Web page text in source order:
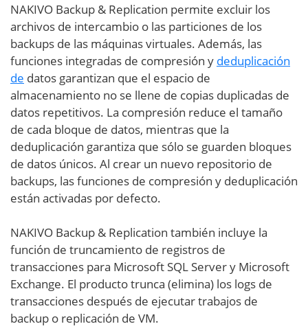
NAKIVO Backup & Replication permite excluir los
archivos de intercambio o las particiones de los
backups de las máquinas virtuales. Además, las
funciones integradas de compresión y deduplicación
de datos garantizan que el espacio de
almacenamiento no se llene de copias duplicadas de
datos repetitivos. La compresión reduce el tamaño
de cada bloque de datos, mientras que la
deduplicación garantiza que sólo se guarden bloques
de datos únicos. Al crear un nuevo repositorio de
backups, las funciones de compresión y deduplicación
están activadas por defecto.
NAKIVO Backup & Replication también incluye la
función de truncamiento de registros de
transacciones para Microsoft SQL Server y Microsoft
Exchange. El producto trunca (elimina) los logs de
transacciones después de ejecutar trabajos de
backup o replicación de VM.